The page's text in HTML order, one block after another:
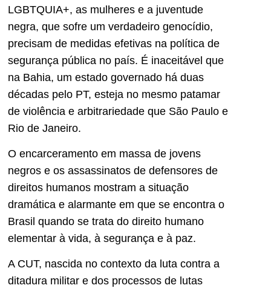
LGBTQUIA+, as mulheres e a juventude
negra, que sofre um verdadeiro genocídio,
precisam de medidas efetivas na política de
segurança pública no país. É inaceitável que
na Bahia, um estado governado há duas
décadas pelo PT, esteja no mesmo patamar
de violência e arbitrariedade que São Paulo e
Rio de Janeiro.
O encarceramento em massa de jovens
negros e os assassinatos de defensores de
direitos humanos mostram a situação
dramática e alarmante em que se encontra o
Brasil quando se trata do direito humano
elementar à vida, à segurança e à paz.
A CUT, nascida no contexto da luta contra a
ditadura militar e dos processos de lutas